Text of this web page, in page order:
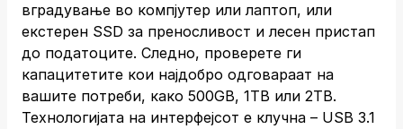
вградување во компјутер или лаптоп, или
екстерен SSD за преносливост и лесен пристап
до податоците. Следно, проверете ги
капацитетите кои најдобро одговараат на
вашите потреби, како 500GB, 1TB или 2TB.
Технологијата на интерфејсот е клучна – USB 3.1